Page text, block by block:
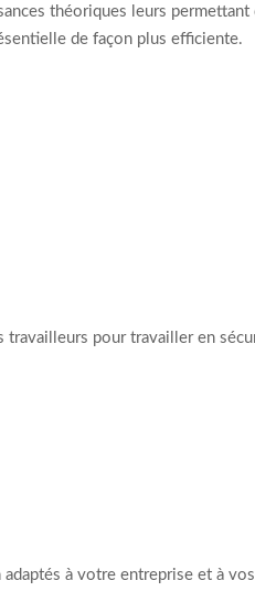
théoriques leurs permettant
de façon plus efficiente.
travailleurs pour travailler en
à votre entreprise et à